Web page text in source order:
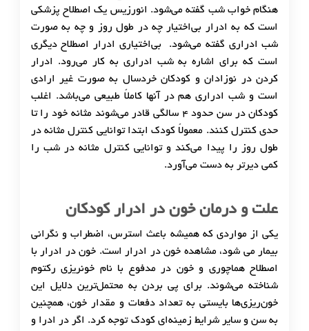
هنگام خواب شب گفته می‌شود. انورزیس یک اصطلاح پزشکی
است که به ادرار بی‌اختیار چه در طول روز و چه به صورت
شب ادراری گفته می‌شود. بی‌اختیاری ادرار اصطلاح دیگری
است که برای اشاره به شب ادراری به کار می‌رود. ادرار
کردن در نوزادان و کودکان خردسال به صورت غیر ارادی
است و شب ادراری هم در آنها کاملاً طبیعی می‌باشد. اغلب
کودکان در سن حدود 4 سالگی قادر می‌شوند مثانه خود را تا
حدی کنترل کنند. معمولاً کودک ابتدا توانایی کنترل مثانه در
طول روز را پیدا می‌کند و توانایی کنترل مثانه در شب را
کمی دیرتر به دست می‌آورد.
علت و درمان خون در ادرار کودکان
یکی از مواردی که همیشه باعث استرس، اضطراب و نگرانی
بیمار می شود، مشاهده خون در ادرار است. خون در ادرار با
اصطلاح هماچوری و خون در مدفوع با نام خونریزی رکتوم
شناخته می‌شوند. برای پی بردن به محتمل‌ترین دلایل این
خون‌ریزی‌ها بایستی به تعداد دفعات و مقدار خون، همچنین
به سن و سایر شرایط زمینه‌ای کودک توجه کرد. اگر در ادرا و